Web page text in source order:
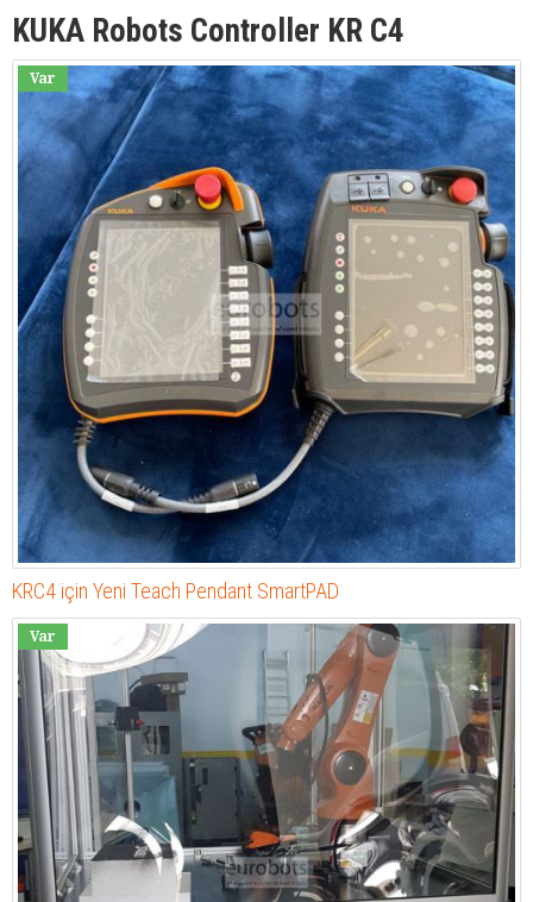
KUKA Robots Controller KR C4
Var
KRC4 için Yeni Teach Pendant SmartPAD
Var